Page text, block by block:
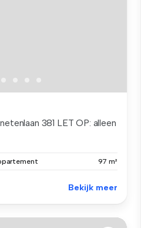
381 LET OP: alleen
97 m²
Bekijk meer